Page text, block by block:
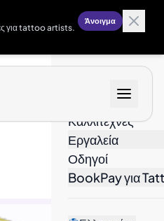
για tattoo artists.
Άνοιγμα
Καλλιτέχνες
Εργαλεία
Οδηγοί
BookPay για